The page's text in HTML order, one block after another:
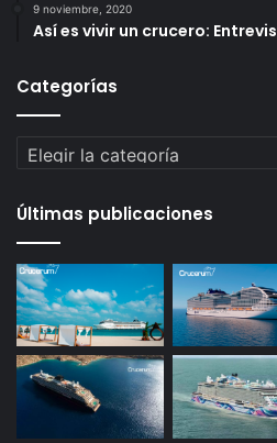
9 noviembre, 2020
Así es vivir un crucero:
Categorías
Categorías
Últimas publicaciones